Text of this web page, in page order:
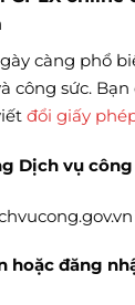
càng phổ
công sức.
đổi giấy
Dịch vụ
hoặc đăng